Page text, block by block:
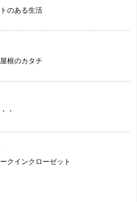
のある生活
根のカタチ
・
クインクローゼット